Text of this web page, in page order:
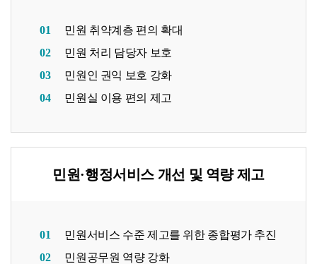
01
민원 취약계층 편의 확대
02
민원 처리 담당자 보호
03
민원인 권익 보호 강화
04
민원실 이용 편의 제고
민원·행정서비스 개선 및 역량 제고
01
민원서비스 수준 제고를 위한 종합평가 추진
02
민원공무원 역량 강화